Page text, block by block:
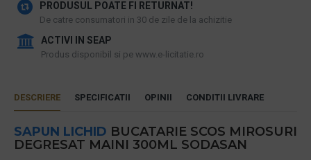
PRODUSUL POATE FI RETURNAT!
De catre consumatori in 30 de zile de la achizitie
ACTIVI IN SEAP
Produs disponibil si pe www.e-licitatie.ro
DESCRIERE SPECIFICATII OPINII CONDITII LIVRARE
SAPUN LICHID BUCATARIE SCOS MIROSURI
DEGRESAT MAINI 300ML SODASAN